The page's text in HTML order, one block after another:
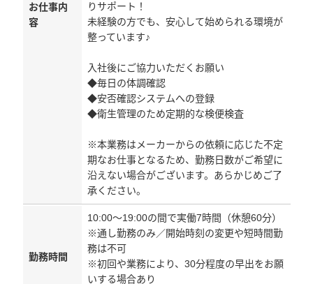
お仕事内
容
りサポート！
未経験の方でも、安心して始められる環境が
整っています♪
入社後にご協力いただくお願い
◆毎日の体調確認
◆安否確認システムへの登録
◆衛生管理のため定期的な検便検査
※本業務はメーカーからの依頼に応じた不定
期なお仕事となるため、勤務日数がご希望に
沿えない場合がございます。あらかじめご了
承ください。
勤務時間
10:00～19:00の間で実働7時間（休憩60分）
※通し勤務のみ／開始時刻の変更や短時間勤
務は不可
※初回や業務により、30分程度の早出をお願
いする場合あり